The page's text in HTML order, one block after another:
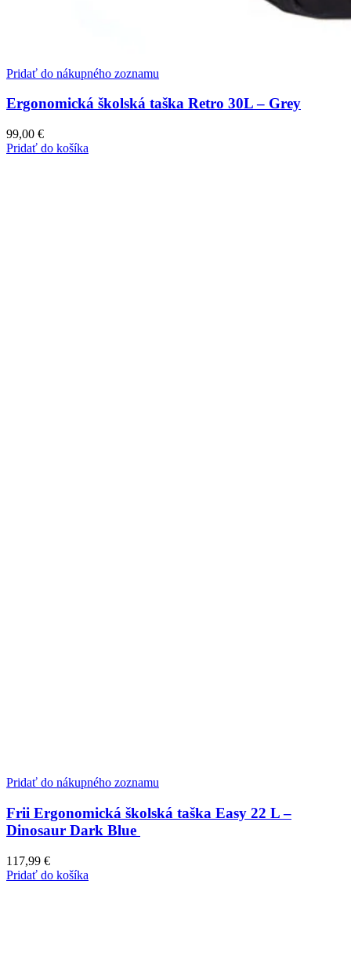
Pridať do nákupného zoznamu
Ergonomická školská taška Retro 30L – Grey
99,00 €
Pridať do košíka
Pridať do nákupného zoznamu
Frii Ergonomická školská taška Easy 22 L –
Dinosaur Dark Blue
117,99 €
Pridať do košíka